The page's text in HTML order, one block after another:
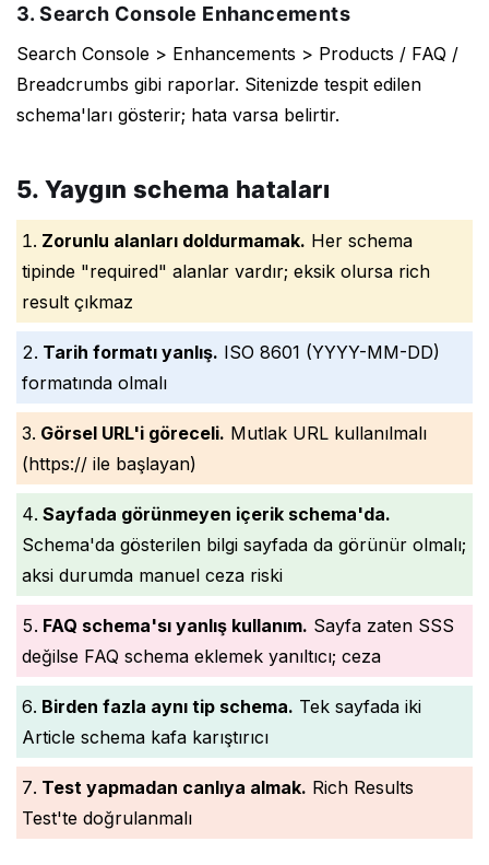
3. Search Console Enhancements
Search Console > Enhancements > Products / FAQ /
Breadcrumbs gibi raporlar. Sitenizde tespit edilen
schema'ları gösterir; hata varsa belirtir.
5. Yaygın schema hataları
Zorunlu alanları doldurmamak. Her schema
tipinde "required" alanlar vardır; eksik olursa rich
result çıkmaz
Tarih formatı yanlış. ISO 8601 (YYYY-MM-DD)
formatında olmalı
Görsel URL'i göreceli. Mutlak URL kullanılmalı
(https:// ile başlayan)
Sayfada görünmeyen içerik schema'da.
Schema'da gösterilen bilgi sayfada da görünür olmalı;
aksi durumda manuel ceza riski
FAQ schema'sı yanlış kullanım. Sayfa zaten SSS
değilse FAQ schema eklemek yanıltıcı; ceza
Birden fazla aynı tip schema. Tek sayfada iki
Article schema kafa karıştırıcı
Test yapmadan canlıya almak. Rich Results
Test'te doğrulanmalı